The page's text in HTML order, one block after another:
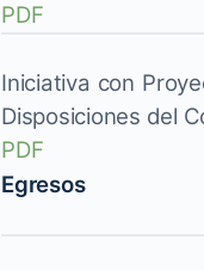
PDF
Iniciativa con
Disposiciones del
PDF
Egresos